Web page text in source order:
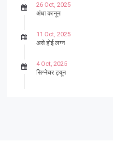
26 Oct, 2025
अंधा कानून
11 Oct, 2025
असे होई लग्न
4 Oct, 2025
सिग्नेचर ट्यून